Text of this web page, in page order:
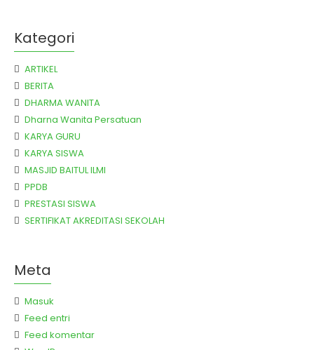
Kategori
ARTIKEL
BERITA
DHARMA WANITA
Dharna Wanita Persatuan
KARYA GURU
KARYA SISWA
MASJID BAITUL ILMI
PPDB
PRESTASI SISWA
SERTIFIKAT AKREDITASI SEKOLAH
Meta
Masuk
Feed entri
Feed komentar